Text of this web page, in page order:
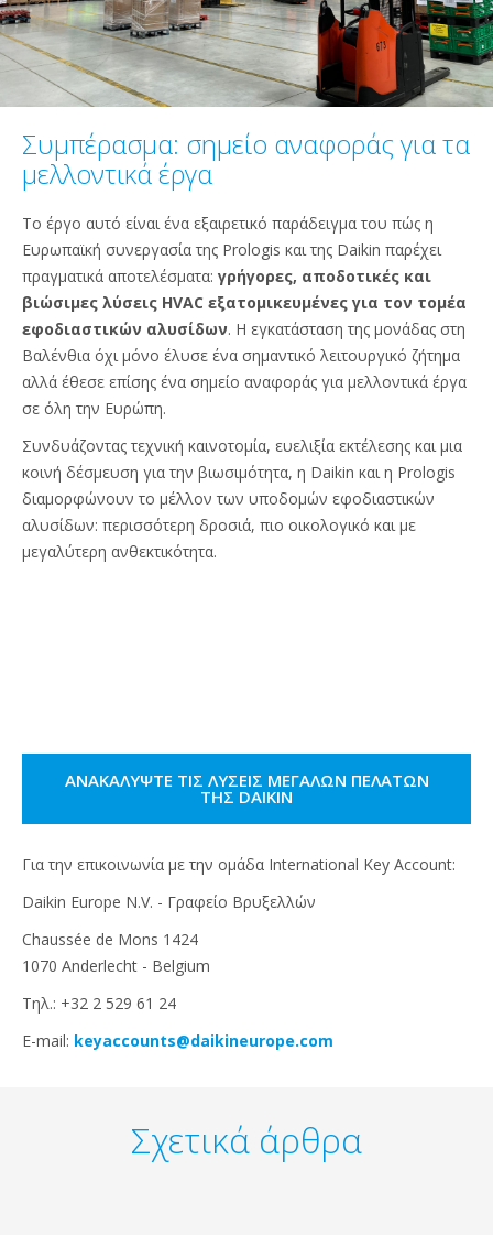
Συμπέρασμα: σημείο αναφοράς για τα
μελλοντικά έργα
Το έργο αυτό είναι ένα εξαιρετικό παράδειγμα του πώς η
Ευρωπαϊκή συνεργασία της Prologis και της Daikin παρέχει
πραγματικά αποτελέσματα: γρήγορες, αποδοτικές και
βιώσιμες λύσεις HVAC εξατομικευμένες για τον τομέα
εφοδιαστικών αλυσίδων. Η εγκατάσταση της μονάδας στη
Βαλένθια όχι μόνο έλυσε ένα σημαντικό λειτουργικό ζήτημα
αλλά έθεσε επίσης ένα σημείο αναφοράς για μελλοντικά έργα
σε όλη την Ευρώπη.
Συνδυάζοντας τεχνική καινοτομία, ευελιξία εκτέλεσης και μια
κοινή δέσμευση για την βιωσιμότητα, η Daikin και η Prologis
διαμορφώνουν το μέλλον των υποδομών εφοδιαστικών
αλυσίδων: περισσότερη δροσιά, πιο οικολογικό και με
μεγαλύτερη ανθεκτικότητα.
ΑΝΑΚΑΛΎΨΤΕ ΤΙΣ ΛΎΣΕΙΣ ΜΕΓΆΛΩΝ ΠΕΛΑΤΏΝ
ΤΗΣ DAIKIN
Για την επικοινωνία με την ομάδα International Key Account:
Daikin Europe N.V. - Γραφείο Βρυξελλών
Chaussée de Mons 1424
1070 Anderlecht - Belgium
Τηλ.: +32 2 529 61 24
E-mail: keyaccounts@daikineurope.com
Σχετικά άρθρα